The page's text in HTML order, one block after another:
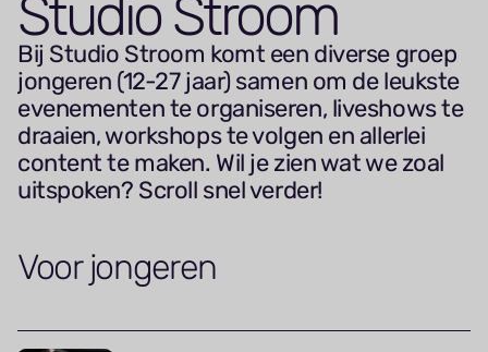
Studio Stroom
Bij Studio Stroom komt een diverse groep
jongeren (12-27 jaar) samen om de leukste
evenementen te organiseren, liveshows te
draaien, workshops te volgen en allerlei
content te maken. Wil je zien wat we zoal
uitspoken? Scroll snel verder!
Voor jongeren